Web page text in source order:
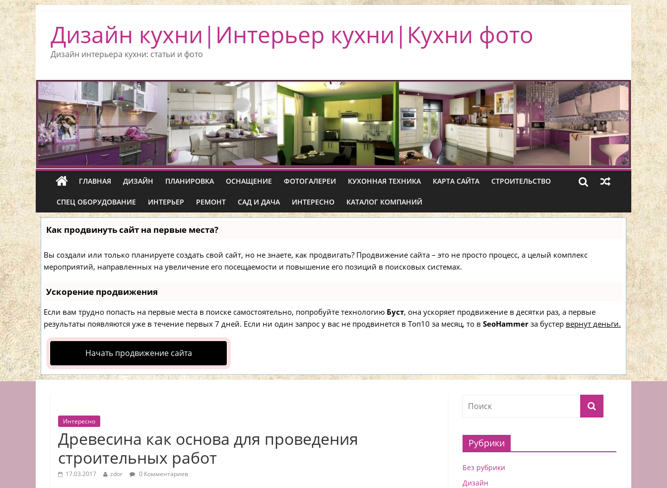
Дизайн кухни|Интерьер кухни|Кухни фото
Дизайн интерьера кухни: статьи и фото
ГЛАВНАЯ ДИЗАЙН ПЛАНИРОВКА ОСНАЩЕНИЕ ФОТОГАЛЕРЕИ КУХОННАЯ ТЕХНИКА КАРТА САЙТА СТРОИТЕЛЬСТВО
СПЕЦ ОБОРУДОВАНИЕ ИНТЕРЬЕР РЕМОНТ САД И ДАЧА ИНТЕРЕСНО КАТАЛОГ КОМПАНИЙ
Как продвинуть сайт на первые места?
Вы создали или только планируете создать свой сайт, но не знаете, как продвигать? Продвижение сайта – это не просто процесс, а целый комплекс
мероприятий, направленных на увеличение его посещаемости и повышение его позиций в поисковых системах.
Ускорение продвижения
Если вам трудно попасть на первые места в поиске самостоятельно, попробуйте технологию Буст, она ускоряет продвижение в десятки раз, а первые
результаты появляются уже в течение первых 7 дней. Если ни один запрос у вас не продвинется в Топ10 за месяц, то в SeoHammer за бустер вернут деньги.
Начать продвижение сайта
Интересно
Древесина как основа для проведения
строительных работ
17.03.2017 zdor 0 Комментариев
Рубрики
Без рубрики
Дизайн